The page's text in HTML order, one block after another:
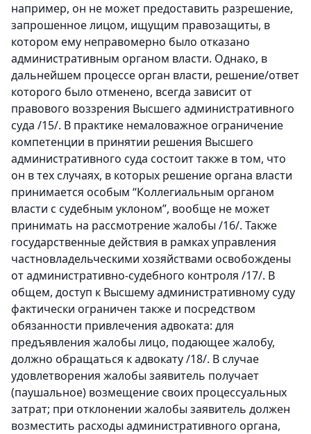
например, он не может предоставить разрешение,
запрошенное лицом, ищущим правозащиты, в
котором ему неправомерно было отказано
административным органом власти. Однако, в
дальнейшем процессе орган власти, решение/ответ
которого было отменено, всегда зависит от
правового воззрения Высшего административного
суда /15/. В практике немаловажное ограничение
компетенции в принятии решения Высшего
административного суда состоит также в том, что
он в тех случаях, в которых решение органа власти
принимается особым “Коллегиальным органом
власти с судебным уклоном”, вообще не может
принимать на рассмотрение жалобы /16/. Также
государственные действия в рамках управления
частновладельческими хозяйствами освобождены
от административно-судебного контроля /17/. В
общем, доступ к Высшему административному суду
фактически ограничен также и посредством
обязанности привлечения адвоката: для
предъявления жалобы лицо, подающее жалобу,
должно обращаться к адвокату /18/. В случае
удовлетворения жалобы заявитель получает
(паушальное) возмещение своих процессуальных
затрат; при отклонении жалобы заявитель должен
возместить расходы административного органа,